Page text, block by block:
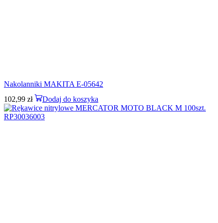
Nakolanniki MAKITA E-05642
102,99 zł Dodaj do koszyka